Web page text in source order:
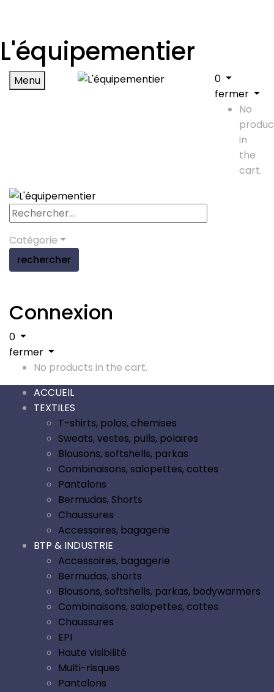
L'équipementier
Menu
0
fermer
No
in
the
cart.
Catégorie
rechercher
Connexion
0
fermer
No products in the cart.
ACCUEIL
TEXTILES
T-shirts, polos, chemises
Sweats, vestes, pulls, polaires
Blousons, softshells, parkas
Combinaisons, salopettes, cottes
Pantalons
Bermudas, Shorts
Chaussures
Accessoires, bagagerie
BTP & INDUSTRIE
Accessoires, bagagerie
Bermudas, shorts
Blousons, softshells, parkas, bodywarmers
Combinaisons, salopettes, cottes
Chaussures
EPI
Haute visibilité
Multi-risques
Pantalons